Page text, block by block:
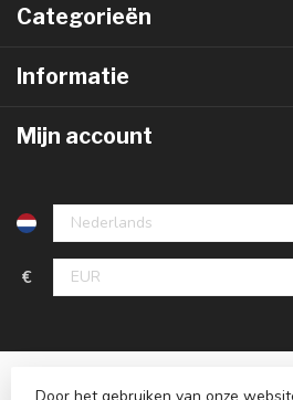
Categorieën
Informatie
Mijn account
€